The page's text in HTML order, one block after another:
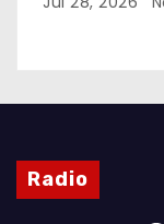
Radio